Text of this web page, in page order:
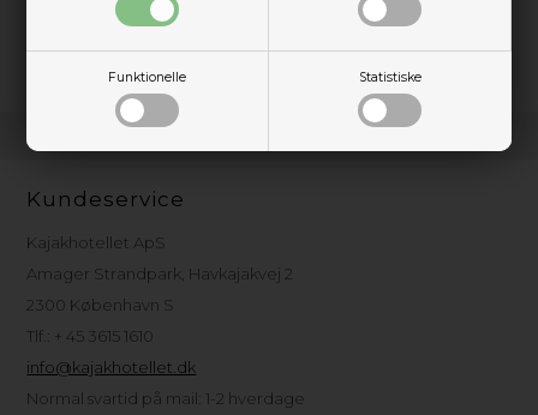
Funktionelle Statistiske
konstruktion. Dette gør, at du vil få mere ud af hver session på
Kundeservice
Kajakhotellet ApS
Amager Strandpark, Havkajakvej 2
2300 København S
Tlf.: + 45 3615 1610
info@kajakhotellet.dk
Normal svartid på mail: 1-2 hverdage